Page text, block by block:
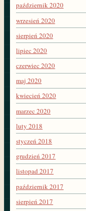
październik 2020
wrzesień 2020
sierpień 2020
lipiec 2020
czerwiec 2020
maj 2020
kwiecień 2020
marzec 2020
luty 2018
styczeń 2018
grudzień 2017
listopad 2017
październik 2017
sierpień 2017